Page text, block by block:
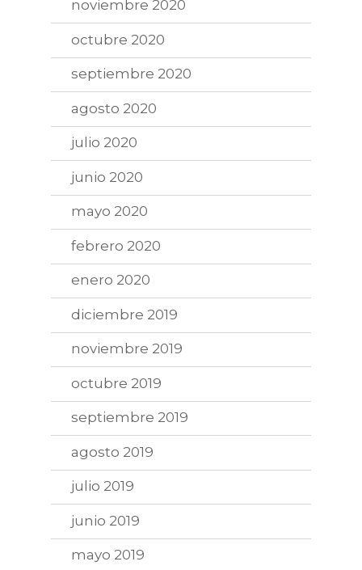
noviembre 2020
octubre 2020
septiembre 2020
agosto 2020
julio 2020
junio 2020
mayo 2020
febrero 2020
enero 2020
diciembre 2019
noviembre 2019
octubre 2019
septiembre 2019
agosto 2019
julio 2019
junio 2019
mayo 2019